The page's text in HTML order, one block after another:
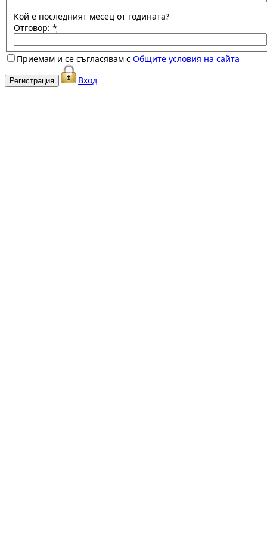
Кой е последният месец от годината?
Отговор: *
Приемам и се съгласявам с Общите условия на сайта
Вход